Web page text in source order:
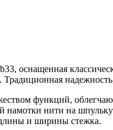
оснащенная
функций,
намотки нити на
и ширины стежка.